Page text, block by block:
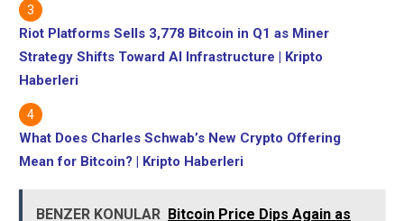
Riot Platforms Sells 3,778 Bitcoin in Q1 as Miner
Strategy Shifts Toward AI Infrastructure | Kripto
Haberleri
What Does Charles Schwab’s New Crypto Offering
Mean for Bitcoin? | Kripto Haberleri
BENZER KONULAR Bitcoin Price Dips Again as